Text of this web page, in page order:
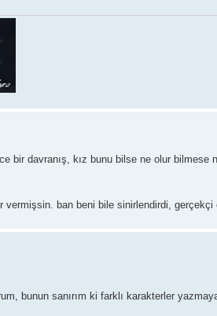
bir davranış, kız bunu bilse ne olur bilmese
ban beni bile sinirlendirdi, gerçekçi
bunun sanırım ki farklı karakterler